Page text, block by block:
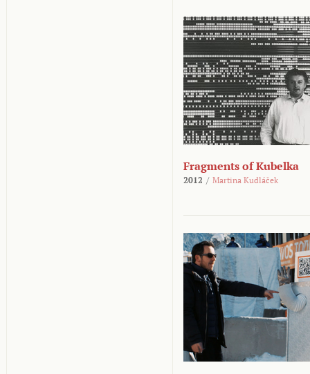
Fragments of Kubelka
2012 / Martina Kudláček